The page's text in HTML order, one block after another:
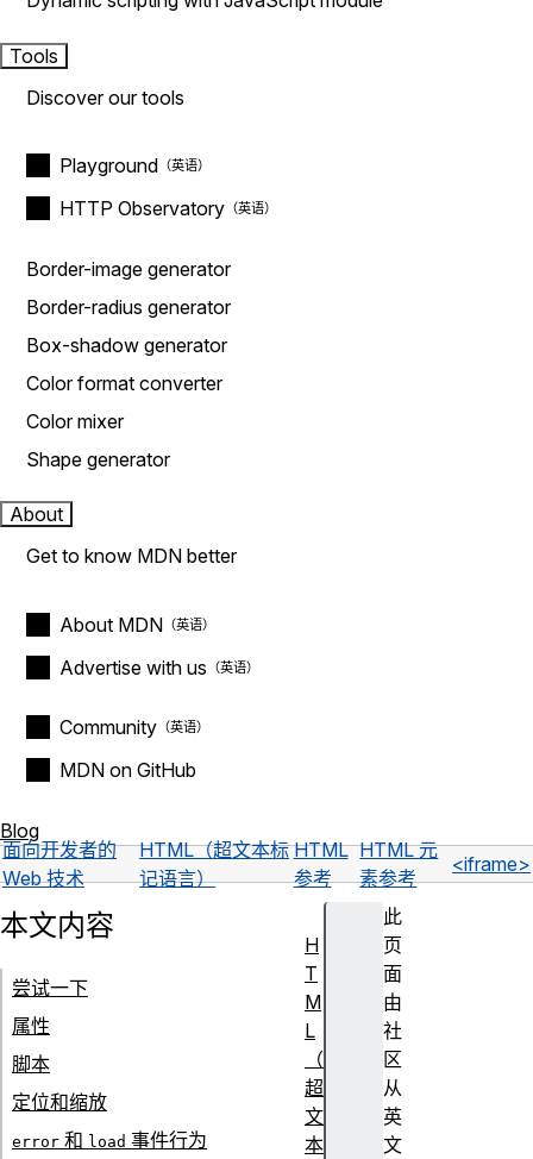
Tools
Discover our tools
Playground
HTTP Observatory
Border-image generator
Border-radius generator
Box-shadow generator
Color format converter
Color mixer
Shape generator
About
Get to know MDN better
About MDN
Advertise with us
Community
MDN on GitHub
Blog
面向开发者的
Web 技术
HTML（超文本标
记语言）
HTML
参考
HTML 元
素参考
<iframe>
此
页
面
由
社
区
从
英
文
本文内容
尝试一下
属性
脚本
定位和缩放
error 和 load 事件行为
H
T
M
L
（
超
文
本